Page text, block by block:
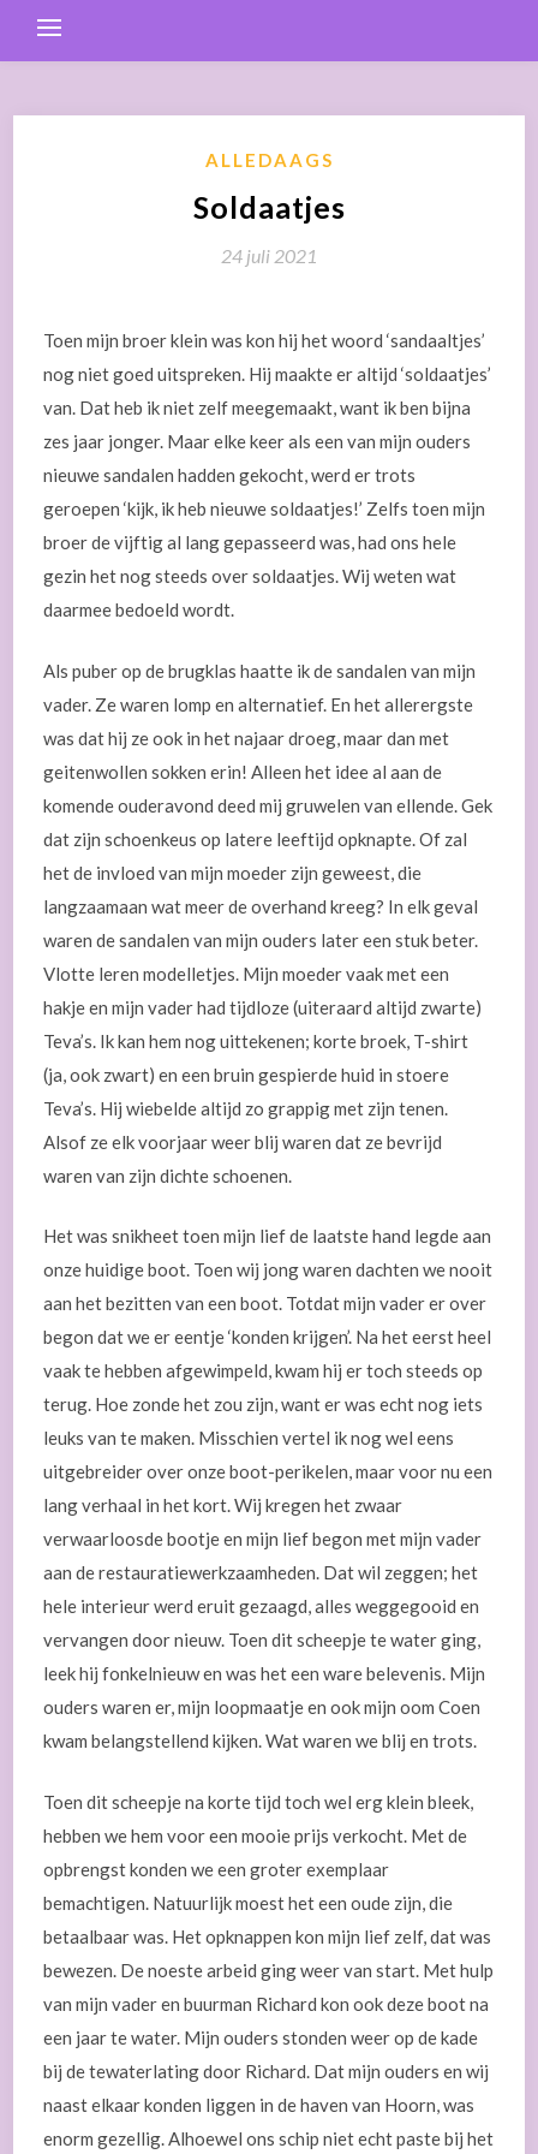
ALLEDAAGS
Soldaatjes
24 juli 2021
Toen mijn broer klein was kon hij het woord ‘sandaaltjes’
nog niet goed uitspreken. Hij maakte er altijd ‘soldaatjes’
van. Dat heb ik niet zelf meegemaakt, want ik ben bijna
zes jaar jonger. Maar elke keer als een van mijn ouders
nieuwe sandalen hadden gekocht, werd er trots
geroepen ‘kijk, ik heb nieuwe soldaatjes!’ Zelfs toen mijn
broer de vijftig al lang gepasseerd was, had ons hele
gezin het nog steeds over soldaatjes. Wij weten wat
daarmee bedoeld wordt.
Als puber op de brugklas haatte ik de sandalen van mijn
vader. Ze waren lomp en alternatief. En het allerergste
was dat hij ze ook in het najaar droeg, maar dan met
geitenwollen sokken erin! Alleen het idee al aan de
komende ouderavond deed mij gruwelen van ellende. Gek
dat zijn schoenkeus op latere leeftijd opknapte. Of zal
het de invloed van mijn moeder zijn geweest, die
langzaamaan wat meer de overhand kreeg? In elk geval
waren de sandalen van mijn ouders later een stuk beter.
Vlotte leren modelletjes. Mijn moeder vaak met een
hakje en mijn vader had tijdloze (uiteraard altijd zwarte)
Teva’s. Ik kan hem nog uittekenen; korte broek, T-shirt
(ja, ook zwart) en een bruin gespierde huid in stoere
Teva’s. Hij wiebelde altijd zo grappig met zijn tenen.
Alsof ze elk voorjaar weer blij waren dat ze bevrijd
waren van zijn dichte schoenen.
Het was snikheet toen mijn lief de laatste hand legde aan
onze huidige boot. Toen wij jong waren dachten we nooit
aan het bezitten van een boot. Totdat mijn vader er over
begon dat we er eentje ‘konden krijgen’. Na het eerst heel
vaak te hebben afgewimpeld, kwam hij er toch steeds op
terug. Hoe zonde het zou zijn, want er was echt nog iets
leuks van te maken. Misschien vertel ik nog wel eens
uitgebreider over onze boot-perikelen, maar voor nu een
lang verhaal in het kort. Wij kregen het zwaar
verwaarloosde bootje en mijn lief begon met mijn vader
aan de restauratiewerkzaamheden. Dat wil zeggen; het
hele interieur werd eruit gezaagd, alles weggegooid en
vervangen door nieuw. Toen dit scheepje te water ging,
leek hij fonkelnieuw en was het een ware belevenis. Mijn
ouders waren er, mijn loopmaatje en ook mijn oom Coen
kwam belangstellend kijken. Wat waren we blij en trots.
Toen dit scheepje na korte tijd toch wel erg klein bleek,
hebben we hem voor een mooie prijs verkocht. Met de
opbrengst konden we een groter exemplaar
bemachtigen. Natuurlijk moest het een oude zijn, die
betaalbaar was. Het opknappen kon mijn lief zelf, dat was
bewezen. De noeste arbeid ging weer van start. Met hulp
van mijn vader en buurman Richard kon ook deze boot na
een jaar te water. Mijn ouders stonden weer op de kade
bij de tewaterlating door Richard. Dat mijn ouders en wij
naast elkaar konden liggen in de haven van Hoorn, was
enorm gezellig. Alhoewel ons schip niet echt paste bij het